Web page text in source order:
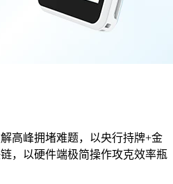
高峰拥堵难题，以央行持牌+金
，以硬件端极简操作攻克效率瓶